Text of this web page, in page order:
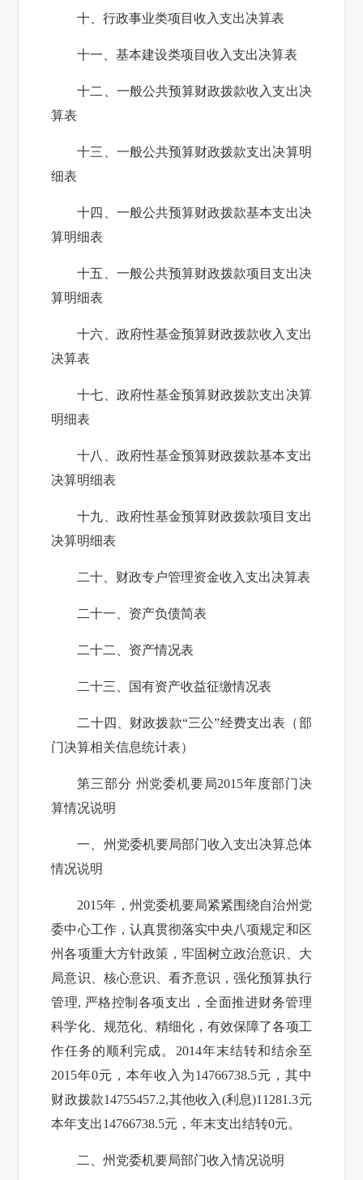
十、行政事业类项目收入支出决算表
十一、基本建设类项目收入支出决算表
十二、一般公共预算财政拨款收入支出决
算表
十三、一般公共预算财政拨款支出决算明
细表
十四、一般公共预算财政拨款基本支出决
算明细表
十五、一般公共预算财政拨款项目支出决
算明细表
十六、政府性基金预算财政拨款收入支出
决算表
十七、政府性基金预算财政拨款支出决算
明细表
十八、政府性基金预算财政拨款基本支出
决算明细表
十九、政府性基金预算财政拨款项目支出
决算明细表
二十、财政专户管理资金收入支出决算表
二十一、资产负债简表
二十二、资产情况表
二十三、国有资产收益征缴情况表
二十四、财政拨款“三公”经费支出表（部
门决算相关信息统计表）
第三部分 州党委机要局2015年度部门决
算情况说明
一、 州党委机要局部门收入支出决算总体
情况说明
2015年，州党委机要局紧紧围绕自治州党
委中心工作，认真贯彻落实中央八项规定和区
州各项重大方针政策，牢固树立政治意识、大
局意识、核心意识、看齐意识，强化预算执行
管理, 严格控制各项支出，全面推进财务管理
科学化、规范化、精细化，有效保障了各项工
作任务的顺利完成。 2014年末结转和结余至
2015年0元，本年收入为14766738.5元，其中
财政拨款14755457.2,其他收入 (利息)11281.3元
本年支出14766738.5元，年末支出结转0元。
二、州党委机要局部门收入情况说明